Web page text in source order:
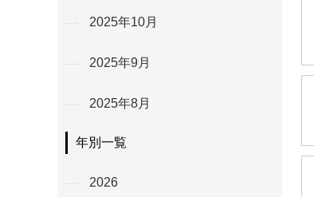
2025年10月
2025年9月
2025年8月
年別一覧
2026